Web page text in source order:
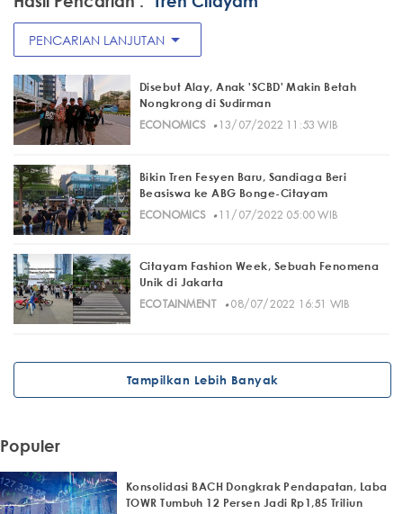
PENCARIAN LANJUTAN arrow_drop_down
Disebut Alay, Anak 'SCBD' Makin Betah
Nongkrong di Sudirman
ECONOMICS· 13/07/2022 11:53 WIB
Bikin Tren Fesyen Baru, Sandiaga Beri
Beasiswa ke ABG Bonge-Citayam
ECONOMICS· 11/07/2022 05:00 WIB
Citayam Fashion Week, Sebuah Fenomena
Unik di Jakarta
ECOTAINMENT
· 08/07/2022 16:51 WIB
Tampilkan Lebih Banyak
Populer
Konsolidasi BACH Dongkrak Pendapatan, Laba
TOWR Tumbuh 12 Persen Jadi Rp1,85 Triliun